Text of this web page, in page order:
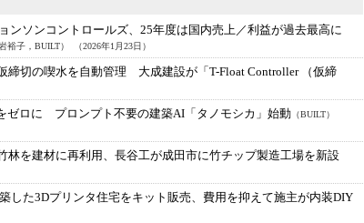
ンソンコントロールズ、25年度は国内売上／利益が過去最高に
裕子，BUILT） （2026年1月23日）
締切の喫水を自動管理 大成建設が「T-Float Controller （仮締
ゼロに プロンプト不要の建築AI「タノモシカ」始動 （BUILT）
林を建材に再利用、長谷工が成田市に竹チップ製造工場を新設
した3Dプリンタ住宅をキット販売、費用を抑えて施主が内装DIY